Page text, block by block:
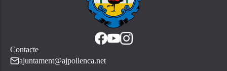
Contacte
ajuntament@ajpollenca.net